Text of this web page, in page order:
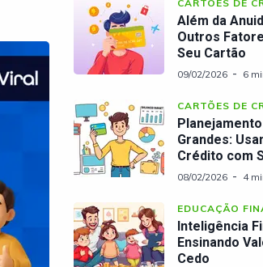
CARTÕES DE
Além da
Outros
Seu Cartão
09/02/2026 6
CARTÕES DE
Grandes:
Crédito com
08/02/2026 4
EDUCAÇÃO
Inteligência
Ensinando
Cedo